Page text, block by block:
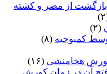
بازگشت از مصر و کشته
(۲)
کمبوجیه (۸)
هخامنشی (۱۶)